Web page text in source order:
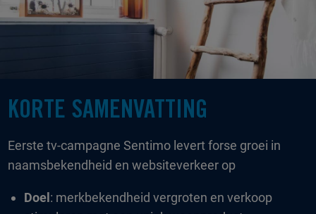
KORTE SAMENVATTING
Eerste tv-campagne Sentimo levert forse groei in
naamsbekendheid en websiteverkeer op
Doel : merkbekendheid vergroten en verkoop